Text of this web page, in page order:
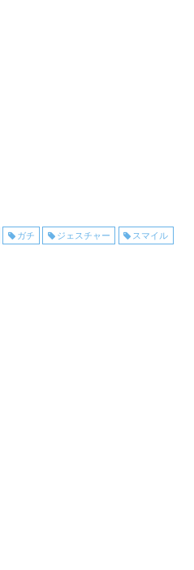
ガチ ジェスチャー スマイル